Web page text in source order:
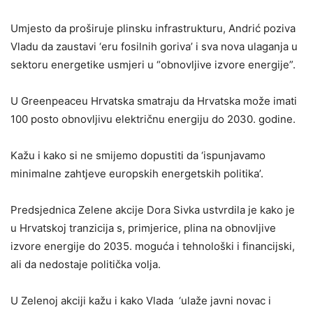
Umjesto da proširuje plinsku infrastrukturu, Andrić poziva
Vladu da zaustavi ‘eru fosilnih goriva’ i sva nova ulaganja u
sektoru energetike usmjeri u “obnovljive izvore energije”.
U Greenpeaceu Hrvatska smatraju da Hrvatska može imati
100 posto obnovljivu električnu energiju do 2030. godine.
Kažu i kako si ne smijemo dopustiti da ‘ispunjavamo
minimalne zahtjeve europskih energetskih politika’.
Predsjednica Zelene akcije Dora Sivka ustvrdila je kako je
u Hrvatskoj tranzicija s, primjerice, plina na obnovljive
izvore energije do 2035. moguća i tehnološki i financijski,
ali da nedostaje politička volja.
U Zelenoj akciji kažu i kako Vlada ‘ulaže javni novac i